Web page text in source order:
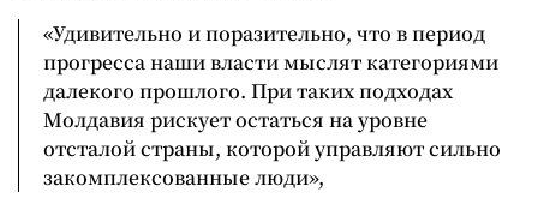
«Удивительно и поразительно, что в период
прогресса наши власти мыслят категориями
далекого прошлого. При таких подходах
Молдавия рискует остаться на уровне
отсталой страны, которой управляют сильно
закомплексованные люди»,